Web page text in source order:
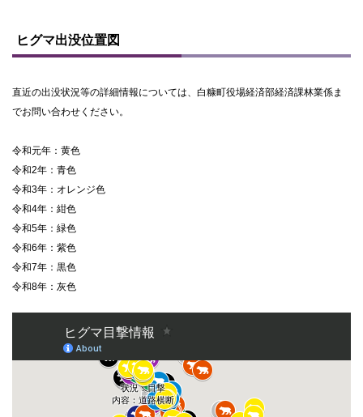
ッ
プ
る
ヒグマ出没位置図
直近の出没状況等の詳細情報については、白糠町役場経済部経済課林業係ま
でお問い合わせください。
令和元年：黄色
令和2年：青色
令和3年：オレンジ色
令和4年：紺色
令和5年：緑色
令和6年：紫色
令和7年：黒色
令和8年：灰色